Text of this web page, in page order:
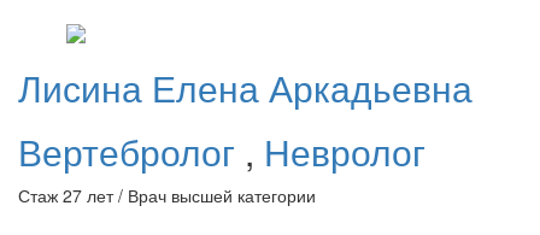
Лисина Елена Аркадьевна
Вертебролог , Невролог
Стаж 27 лет / Врач высшей категории